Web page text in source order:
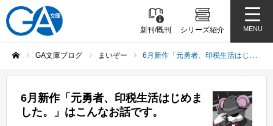
新刊/既刊 シリーズ紹介 MENU
GA文庫ブログ まいぞー 6月新作「元勇者、印税生活はじめました。」はこんなお話です。
6月新作「元勇者、印税生活はじめま
した。」はこんなお話です。